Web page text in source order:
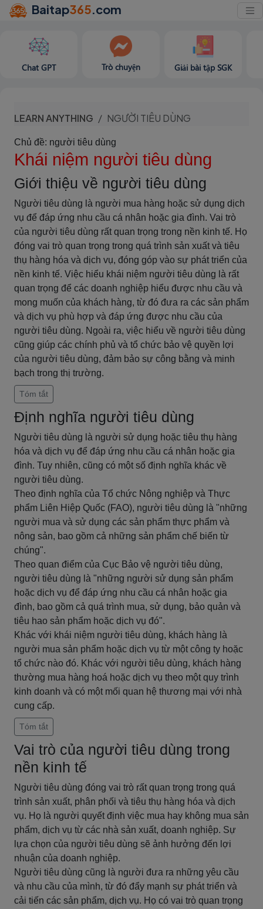
Baitap365.com
Chat GPT Trò chuyện Giải bài tập SGK
LEARN ANYTHING NGƯỜI TIÊU DÙNG
Chủ đề: người tiêu dùng
Khái niệm người tiêu dùng
Giới thiệu về người tiêu dùng
Người tiêu dùng là người mua hàng hoặc sử dụng dịch
vụ để đáp ứng nhu cầu cá nhân hoặc gia đình. Vai trò
của người tiêu dùng rất quan trọng trong nền kinh tế. Họ
đóng vai trò quan trọng trong quá trình sản xuất và tiêu
thụ hàng hóa và dịch vụ, đóng góp vào sự phát triển của
nền kinh tế. Việc hiểu khái niệm người tiêu dùng là rất
quan trọng để các doanh nghiệp hiểu được nhu cầu và
mong muốn của khách hàng, từ đó đưa ra các sản phẩm
và dịch vụ phù hợp và đáp ứng được nhu cầu của
người tiêu dùng. Ngoài ra, việc hiểu về người tiêu dùng
cũng giúp các chính phủ và tổ chức bảo vệ quyền lợi
của người tiêu dùng, đảm bảo sự công bằng và minh
bạch trong thị trường.
Tóm tắt
Định nghĩa người tiêu dùng
Người tiêu dùng là người sử dụng hoặc tiêu thụ hàng
hóa và dịch vụ để đáp ứng nhu cầu cá nhân hoặc gia
đình. Tuy nhiên, cũng có một số định nghĩa khác về
người tiêu dùng.
Theo định nghĩa của Tổ chức Nông nghiệp và Thực
phẩm Liên Hiệp Quốc (FAO), người tiêu dùng là "những
người mua và sử dụng các sản phẩm thực phẩm và
nông sản, bao gồm cả những sản phẩm chế biến từ
chúng".
Theo quan điểm của Cục Bảo vệ người tiêu dùng,
người tiêu dùng là "những người sử dụng sản phẩm
hoặc dịch vụ để đáp ứng nhu cầu cá nhân hoặc gia
đình, bao gồm cả quá trình mua, sử dụng, bảo quản và
tiêu hao sản phẩm hoặc dịch vụ đó".
Khác với khái niệm người tiêu dùng, khách hàng là
người mua sản phẩm hoặc dịch vụ từ một công ty hoặc
tổ chức nào đó. Khác với người tiêu dùng, khách hàng
thường mua hàng hoá hoặc dịch vụ theo một quy trình
kinh doanh và có một mối quan hệ thương mại với nhà
cung cấp.
Tóm tắt
Vai trò của người tiêu dùng trong
nền kinh tế
Người tiêu dùng đóng vai trò rất quan trọng trong quá
trình sản xuất, phân phối và tiêu thụ hàng hóa và dịch
vụ. Họ là người quyết định việc mua hay không mua sản
phẩm, dịch vụ từ các nhà sản xuất, doanh nghiệp. Sự
lựa chọn của người tiêu dùng sẽ ảnh hưởng đến lợi
nhuận của doanh nghiệp.
Người tiêu dùng cũng là người đưa ra những yêu cầu
và nhu cầu của mình, từ đó đẩy mạnh sự phát triển và
cải tiến các sản phẩm, dịch vụ. Họ có vai trò quan trọng